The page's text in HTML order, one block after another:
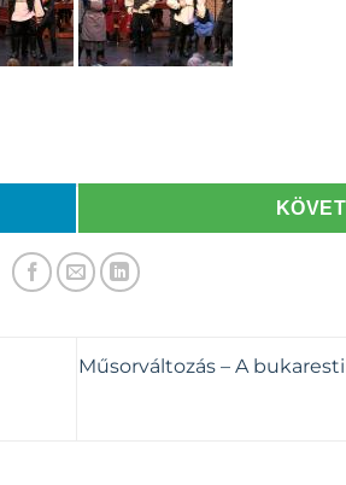
Műsorváltozás – A